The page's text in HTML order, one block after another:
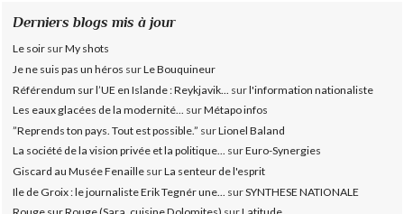
Derniers blogs mis à jour
Le soir surMy shots
Je ne suis pas un héros surLe Bouquineur
Référendum sur l’UE en Islande : Reykjavik...
surl'information nationaliste
Les eaux glacées de la modernité... surMétapo infos
”Reprends ton pays. Tout est possible.” surLionel Baland
La société de la vision privée et la politique... surEuro-Synergies
Giscard au Musée Fenaille surLa senteur de l'esprit
Ile de Groix : le journaliste Erik Tegnér une...
surSYNTHESE NATIONALE